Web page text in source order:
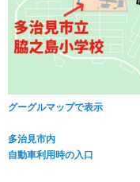
グーグルマップで表示
多治見市内
自動車利用時の入口